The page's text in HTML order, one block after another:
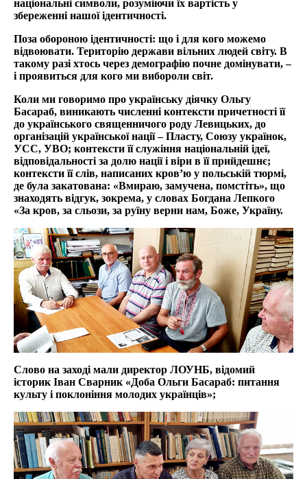
національні символи, розуміючи їх вартість у
збереженні нашої ідентичності.
Поза обороною ідентичності: що і для кого можемо
відвоювати. Територію держави вільних людей світу. В
такому разі хтось через демографію почне домінувати, –
і проявиться для кого ми вибороли світ.
Коли ми говоримо про українську діячку Ольгу
Басараб, виникають численні контексти причетності її
до українського священничого роду Левицьких, до
організацій української нації – Пласту, Союзу українок,
УСС, УВО; контексти її служіння національній ідеї,
відповідальності за долю нації і віри в її прийдешнє;
контексти її слів, написаних кров’ю у польській тюрмі,
де була закатована: «Вмираю, замучена, помстіть», що
знаходять відгук, зокрема, у словах Богдана Лепкого
«За кров, за сльози, за руїну верни нам, Боже, Україну.
Слово на заході мали директор ЛОУНБ, відомий
історик Іван Сварник «Доба Ольги Басараб: питання
культу і поклоніння молодих українців»;